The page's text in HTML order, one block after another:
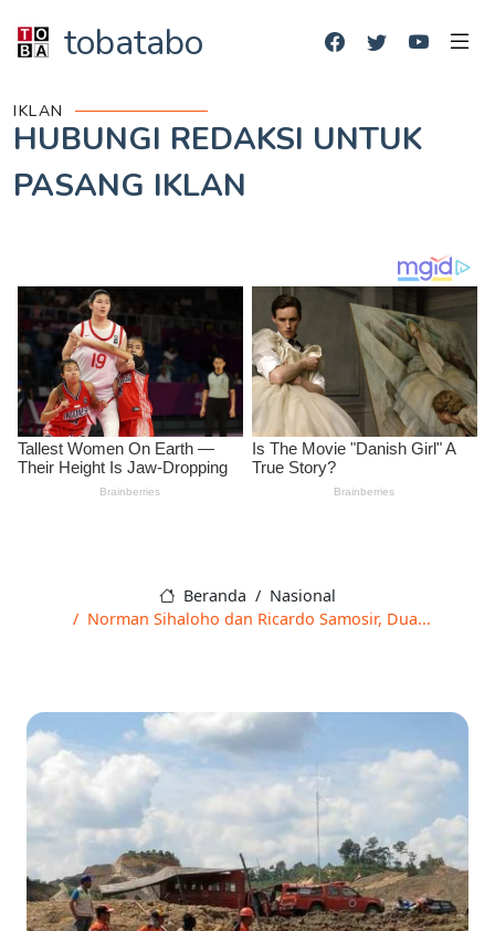
tobatabo
IKLAN
HUBUNGI REDAKSI UNTUK
PASANG IKLAN
Beranda
Nasional
Norman Sihaloho dan Ricardo Samosir, Dua...